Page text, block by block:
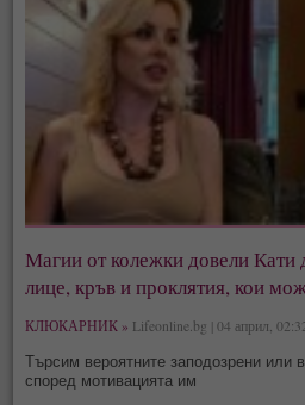
Магии от колежки довели Кати
лице, кръв и проклятия, кои
КЛЮКАРНИК » Lifeonline.bg | 04 април,
Търсим вероятните заподозрени или
според мотивацията им